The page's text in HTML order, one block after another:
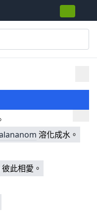
溶化成水。
彼此相愛。